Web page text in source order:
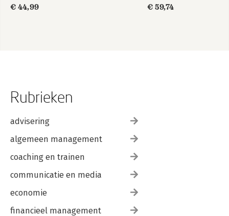
€ 44,99
€ 59,74
Rubrieken
advisering
algemeen management
coaching en trainen
communicatie en media
economie
financieel management